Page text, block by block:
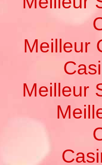
Meilleur
Meilleur